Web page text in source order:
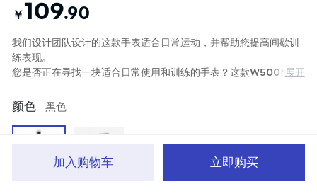
￥ 109.90
我们设计团队设计的这款手表适合日常运动，并帮助您提高间歇训
练表现。
您是否正在寻找一块适合日常使用和训练的手表？这款W500M具
展开
颜色 黑色
加入购物车 立即购买